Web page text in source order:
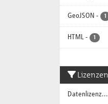
GeoJSON - 1
HTML - 1
Lizenzen
Datenlizenz...